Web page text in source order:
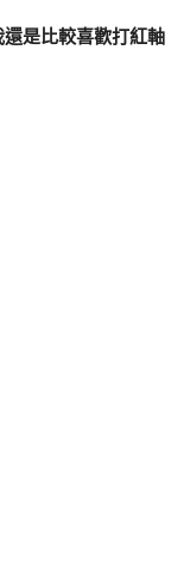
是比較喜歡打紅軸